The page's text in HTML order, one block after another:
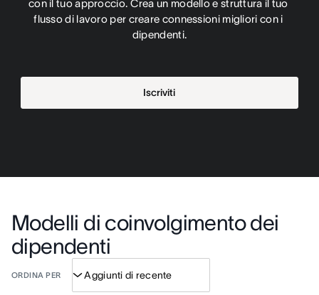
con il tuo approccio. Crea un modello e struttura il tuo
flusso di lavoro per creare connessioni migliori con i
dipendenti.
Iscriviti
Modelli di coinvolgimento dei
dipendenti
ORDINA PER